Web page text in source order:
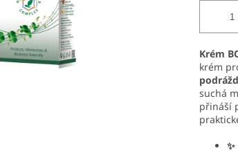
Krém
krém
suchá
přináší